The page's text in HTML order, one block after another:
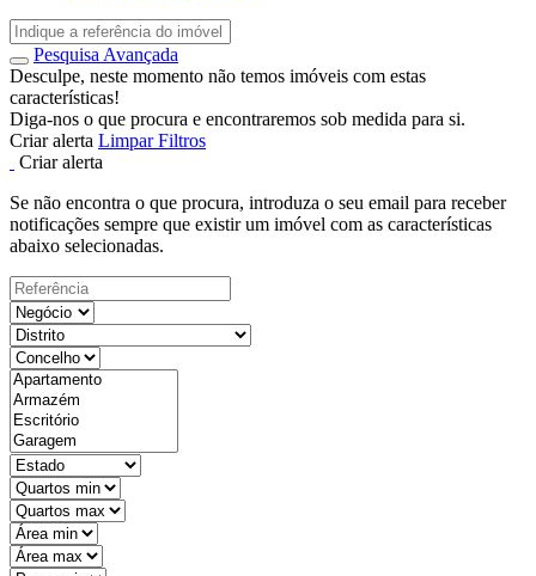
Pesquisa Avançada
Desculpe, neste momento não temos imóveis com estas
características!
Diga-nos o que procura e encontraremos sob medida para si.
Criar alerta Limpar Filtros
Criar alerta
Se não encontra o que procura, introduza o seu email para receber
notificações sempre que existir um imóvel com as características
abaixo selecionadas.